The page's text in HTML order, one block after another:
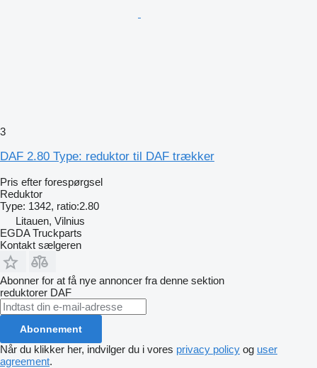
3
DAF 2.80 Type: reduktor til DAF trækker
Pris efter forespørgsel
Reduktor
Type: 1342, ratio:2.80
Litauen, Vilnius
EGDA Truckparts
Kontakt sælgeren
Abonner for at få nye annoncer fra denne sektion
reduktorer DAF
Abonnement
Når du klikker her, indvilger du i vores privacy policy og user
agreement.